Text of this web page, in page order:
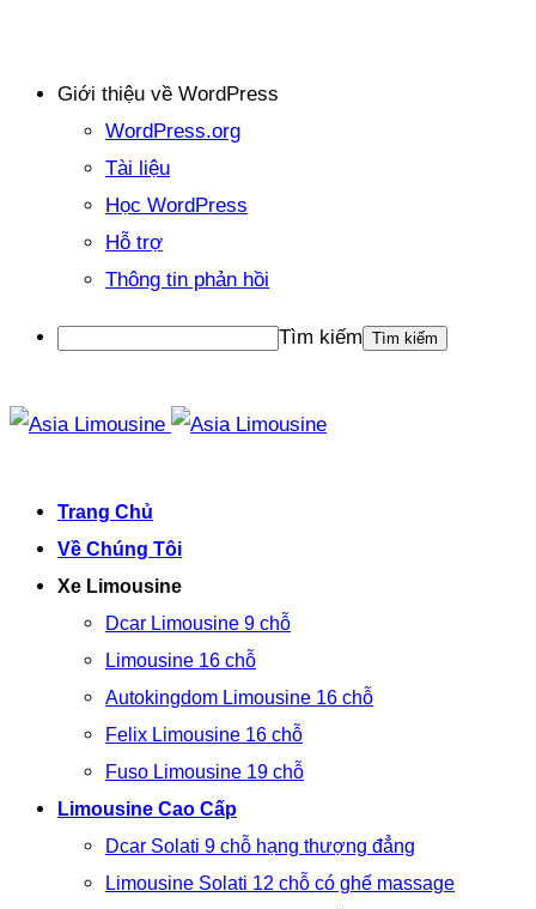
Giới thiệu về WordPress
WordPress.org
Tài liệu
Học WordPress
Hỗ trợ
Thông tin phản hồi
Tìm kiếm
Trang Chủ
Về Chúng Tôi
Xe Limousine
Dcar Limousine 9 chỗ
Limousine 16 chỗ
Autokingdom Limousine 16 chỗ
Felix Limousine 16 chỗ
Fuso Limousine 19 chỗ
Limousine Cao Cấp
Dcar Solati 9 chỗ hạng thượng đẳng
Limousine Solati 12 chỗ có ghế massage